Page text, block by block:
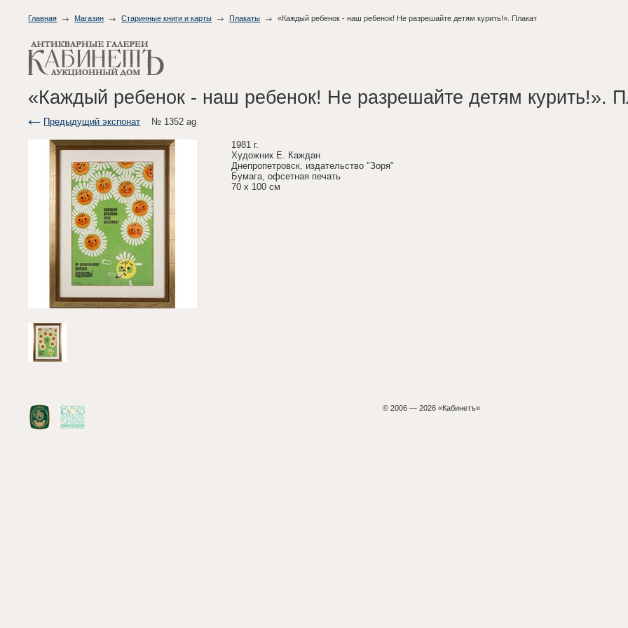
Главная Магазин Старинные книги и карты Плакаты «Каждый ребенок - наш ребенок! Не разрешайте детям курить!». Плакат
«Каждый ребенок - наш ребенок! Не разрешайте детям курить!».
Предыдущий экспонат № 1352 ag
1981 г.
Художник Е. Каждан
Днепропетровск, издательство "Зоря"
Бумага, офсетная печать
70 х 100 см
© 2006 — 2026 «Кабинетъ»